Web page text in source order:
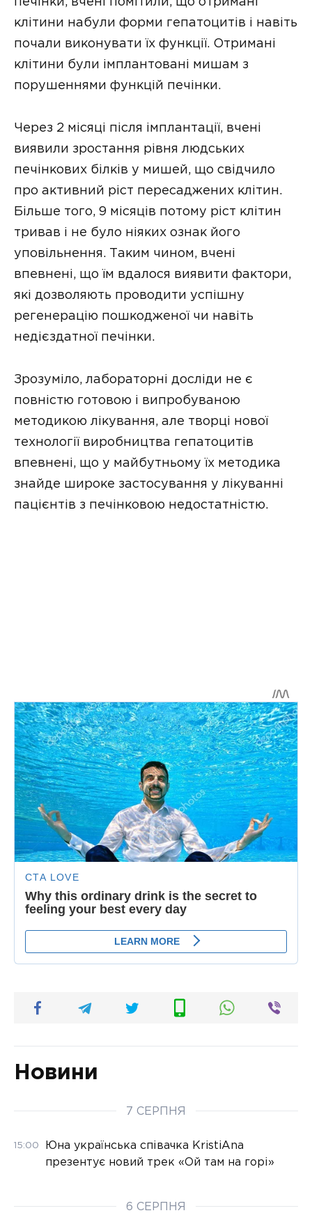
печінки, вчені помітили, що отримані
клітини набули форми гепатоцитів і навіть
почали виконувати їх функції. Отримані
клітини були імплантовані мишам з
порушеннями функцій печінки.
Через 2 місяці після імплантації, вчені
виявили зростання рівня людських
печінкових білків у мишей, що свідчило
про активний ріст пересаджених клітин.
Більше того, 9 місяців потому ріст клітин
тривав і не було ніяких ознак його
уповільнення. Таким чином, вчені
впевнені, що їм вдалося виявити фактори,
які дозволяють проводити успішну
регенерацію пошкодженої чи навіть
недієздатної печінки.
Зрозуміло, лабораторні досліди не є
повністю готовою і випробуваною
методикою лікування, але творці нової
технології виробництва гепатоцитів
впевнені, що у майбутньому їх методика
знайде широке застосування у лікуванні
пацієнтів з печінковою недостатністю.
Новини
7 СЕРПНЯ
15:00
Юна українська співачка KristiAna
презентує новий трек «Ой там на горі»
6 СЕРПНЯ